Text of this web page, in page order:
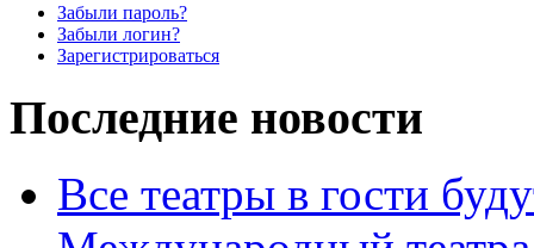
Забыли пароль?
Забыли логин?
Зарегистрироваться
Последние новости
Все театры в гости